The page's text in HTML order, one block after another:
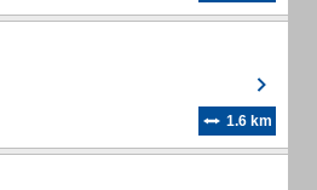
1.6 km